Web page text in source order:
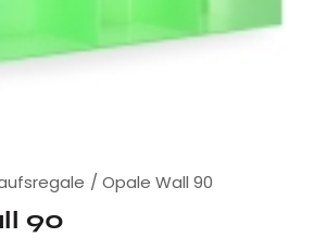
Opale Wall 90
90